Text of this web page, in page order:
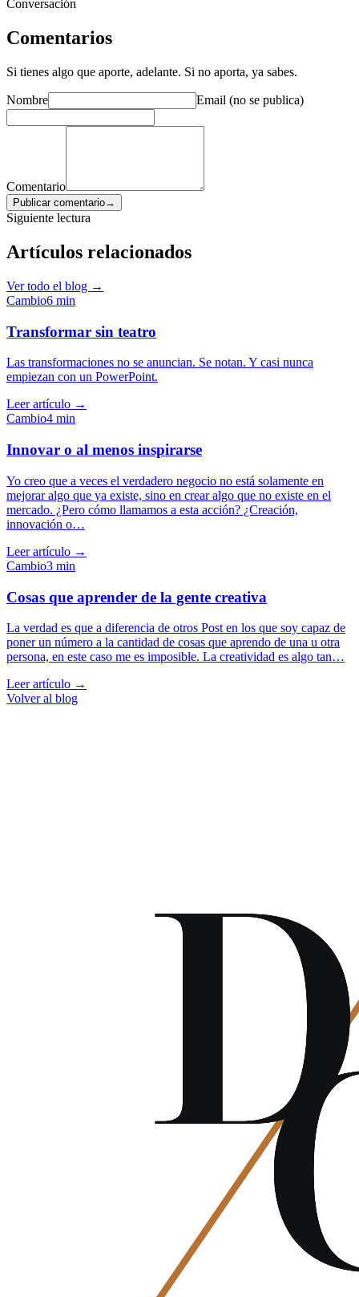
Conversación
Comentarios
Si tienes algo que aporte, adelante. Si no aporta, ya sabes.
Nombre Email (no se publica)
Comentario
Publicar comentario→
Siguiente lectura
Artículos relacionados
Ver todo el blog →
Cambio6 min
Transformar sin teatro
Las transformaciones no se anuncian. Se notan. Y casi nunca
empiezan con un PowerPoint.
Leer artículo →
Cambio4 min
Innovar o al menos inspirarse
Yo creo que a veces el verdadero negocio no está solamente en
mejorar algo que ya existe, sino en crear algo que no existe en el
mercado. ¿Pero cómo llamamos a esta acción? ¿Creación,
innovación o…
Leer artículo →
Cambio3 min
Cosas que aprender de la gente creativa
La verdad es que a diferencia de otros Post en los que soy capaz de
poner un número a la cantidad de cosas que aprendo de una u otra
persona, en este caso me es imposible. La creatividad es algo tan…
Leer artículo →
Volver al blog